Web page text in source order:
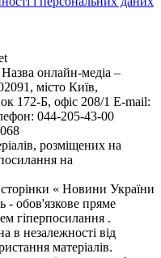
онлайн-медіа –
місто Київ,
Б, офіс 208/1 E-mail:
044-205-43-00
розміщених на
на
сторінки « Новини України
- обов'язкове пряме
гіперпосилання .
в незалежності від
матеріалів.